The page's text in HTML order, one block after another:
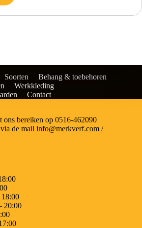
Soorten
Behang & toebehoren
Werkkleding
Contact
ons bereiken op 0516-462090
de mail info@merkverf.com /
18:00
20:00